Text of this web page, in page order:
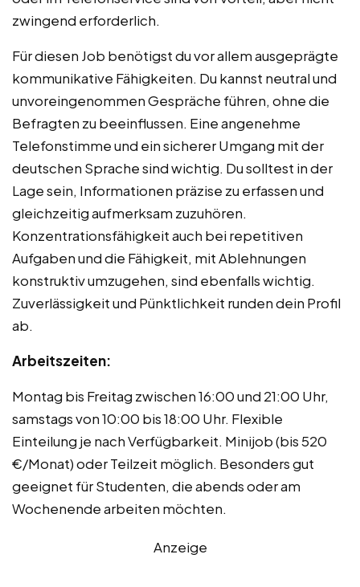
zwingend erforderlich.
Für diesen Job benötigst du vor allem ausgeprägte
kommunikative Fähigkeiten. Du kannst neutral und
unvoreingenommen Gespräche führen, ohne die
Befragten zu beeinflussen. Eine angenehme
Telefonstimme und ein sicherer Umgang mit der
deutschen Sprache sind wichtig. Du solltest in der
Lage sein, Informationen präzise zu erfassen und
gleichzeitig aufmerksam zuzuhören.
Konzentrationsfähigkeit auch bei repetitiven
Aufgaben und die Fähigkeit, mit Ablehnungen
konstruktiv umzugehen, sind ebenfalls wichtig.
Zuverlässigkeit und Pünktlichkeit runden dein Profil
ab.
Arbeitszeiten:
Montag bis Freitag zwischen 16:00 und 21:00 Uhr,
samstags von 10:00 bis 18:00 Uhr. Flexible
Einteilung je nach Verfügbarkeit. Minijob (bis 520
€/Monat) oder Teilzeit möglich. Besonders gut
geeignet für Studenten, die abends oder am
Wochenende arbeiten möchten.
Anzeige